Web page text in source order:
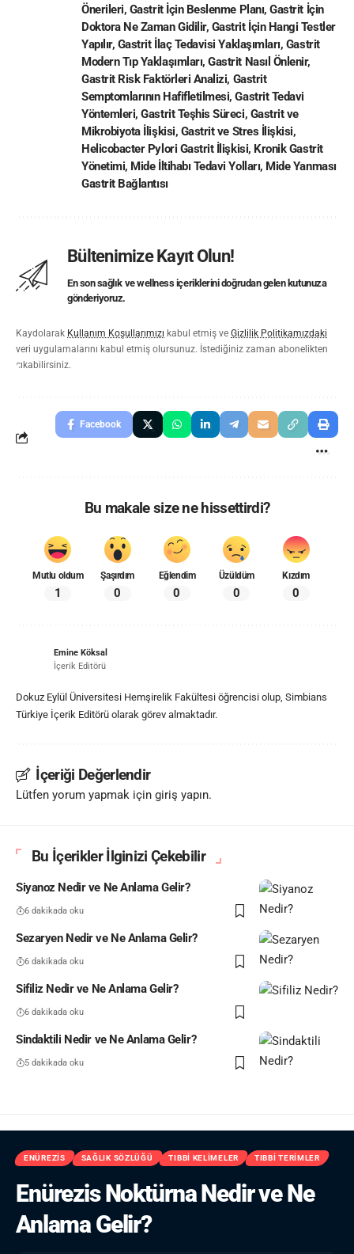
Önerileri, Gastrit İçin Beslenme Planı,Gastrit İçin
Doktora Ne Zaman Gidilir, Gastrit İçin Hangi Testler
Yapılır, Gastrit İlaç Tedavisi Yaklaşımları, Gastrit
Modern Tıp Yaklaşımları,Gastrit Nasıl Önlenir,
Gastrit Risk Faktörleri Analizi, Gastrit
Semptomlarının Hafifletilmesi,Gastrit Tedavi
Yöntemleri,Gastrit Teşhis Süreci, Gastrit ve
Mikrobiyota İlişkisi, Gastrit ve Stres İlişkisi,
Helicobacter Pylori Gastrit İlişkisi, Kronik Gastrit
Yönetimi, Mide İltihabı Tedavi Yolları, Mide Yanması
Gastrit Bağlantısı
Bültenimize Kayıt Olun!
En son sağlık ve wellness içeriklerini doğrudan gelen kutunuza
gönderiyoruz.
Kaydolarak Kullanım Koşullarımızı kabul etmiş ve Gizlilik Politikamızdaki
veri uygulamalarını kabul etmiş olursunuz. İstediğiniz zaman abonelikten
çıkabilirsiniz.
Facebook
Bu makale size ne hissettirdi?
Mutlu oldum
1
Şaşırdım
0
Eğlendim
0
Üzüldüm
0
Kızdım
0
Emine Köksal
İçerik Editörü
Dokuz Eylül Üniversitesi Hemşirelik Fakültesi öğrencisi olup, Simbians
Türkiye İçerik Editörü olarak görev almaktadır.
İçeriği Değerlendir
Lütfen yorum yapmak için giriş yapın.
Bu İçerikler İlginizi Çekebilir
Siyanoz Nedir ve Ne Anlama Gelir?
6 dakikada oku
Sezaryen Nedir ve Ne Anlama Gelir?
6 dakikada oku
Sifiliz Nedir ve Ne Anlama Gelir?
6 dakikada oku
Sindaktili Nedir ve Ne Anlama Gelir?
5 dakikada oku
ENÜREZIS SAĞLIK SÖZLÜĞÜ TIBBI KELIMELER TIBBI TERIMLER
Enürezis Noktürna Nedir ve Ne
Anlama Gelir?